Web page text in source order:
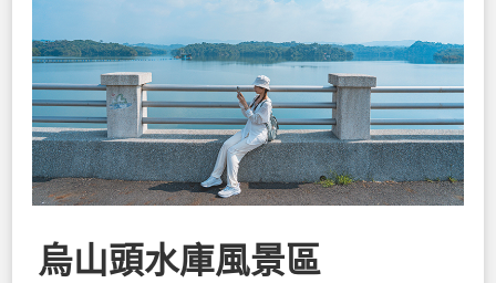
烏山頭水庫風景區